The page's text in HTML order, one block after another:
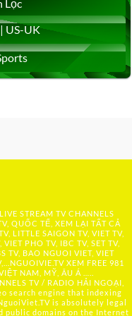
Lọc
US-UK
STREAM TV CHANNELS
QUỐC TẾ, XEM LẠI TẤT CẢ
LITTLE SAIGON TV, VIET TV,
PHO TV, IBC TV, SET TV,
TV, BAO NGUOI VIET, VIET
NGUOIVIE.TV XEM FREE 981
NAM, MỸ, ÂU Á …..
TV / RADIO HẢI NGOẠI,
search engine that indexing
is absolutely legal
public domains on the Internet